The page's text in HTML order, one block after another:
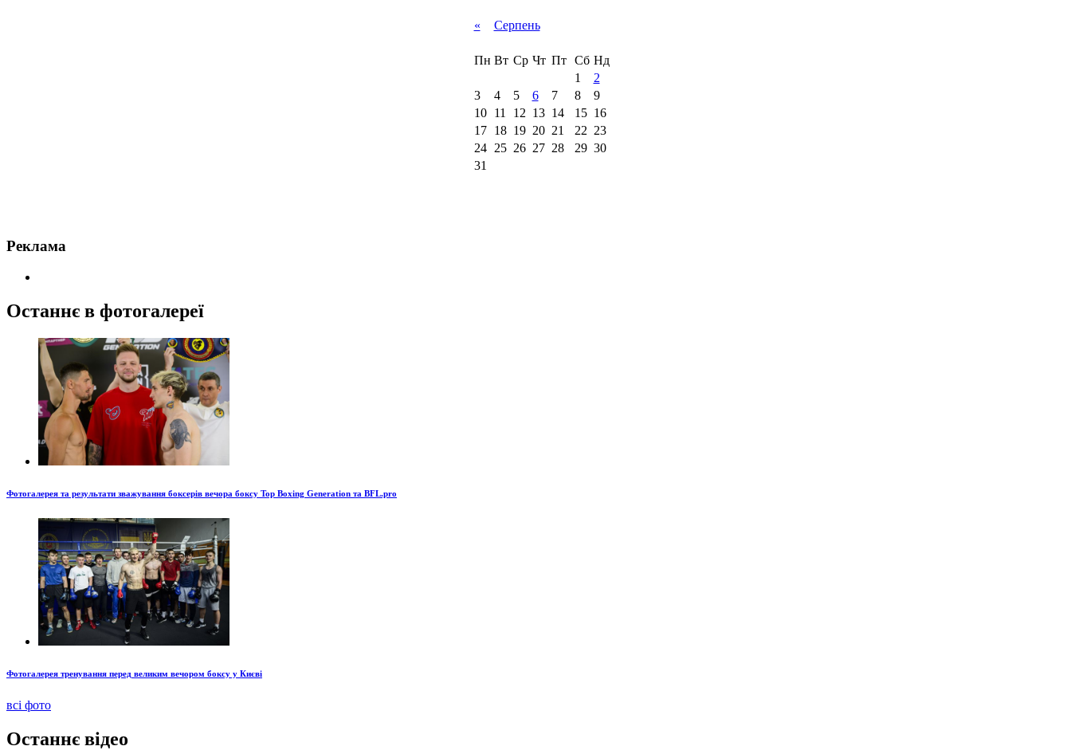
« Серпень
Пн Вт Ср Чт Пт Сб Нд
1
2
3
4 5 6 7 8
9
10
11 12 13 14 15 16
17
18 19 20 21 22 23
24
25 26 27 28 29 30
31
Реклама
Останнє в фотогалереї
Фотогалерея та результати зважування боксерів вечора боксу Top Boxing Generation та BFL.pro
Фотогалерея тренування перед великим вечором боксу у Києві
всі фото
Останнє відео